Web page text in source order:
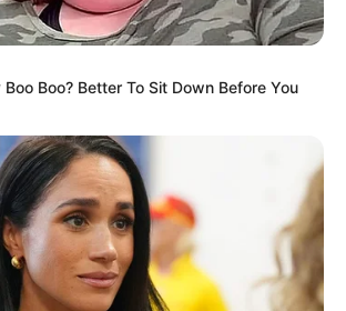
Boo Boo? Better To Sit Down Before You